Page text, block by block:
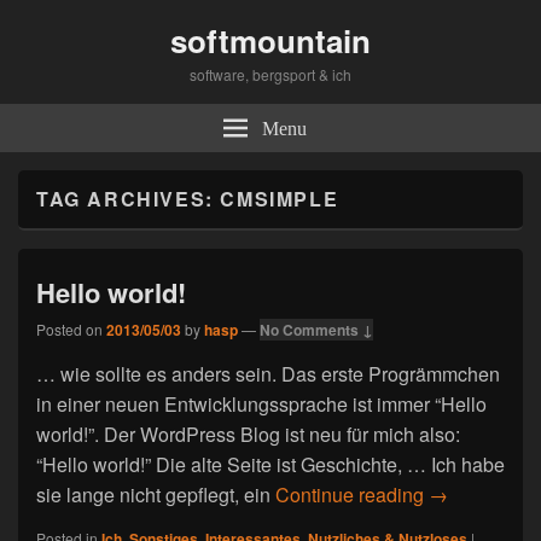
softmountain
software, bergsport & ich
Menu
TAG ARCHIVES:CMSIMPLE
Hello world!
Posted on 2013/05/03byhasp— No Comments ↓
… wie sollte es anders sein. Das erste Progrämmchen
in einer neuen Entwicklungssprache ist immer “Hello
world!”. Der WordPress Blog ist neu für mich also:
“Hello world!” Die alte Seite ist Geschichte, … Ich habe
sie lange nicht gepflegt, ein Continue reading Hello world!
→